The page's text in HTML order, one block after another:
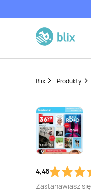
Blix Produkty
4,46
Zastanawiasz